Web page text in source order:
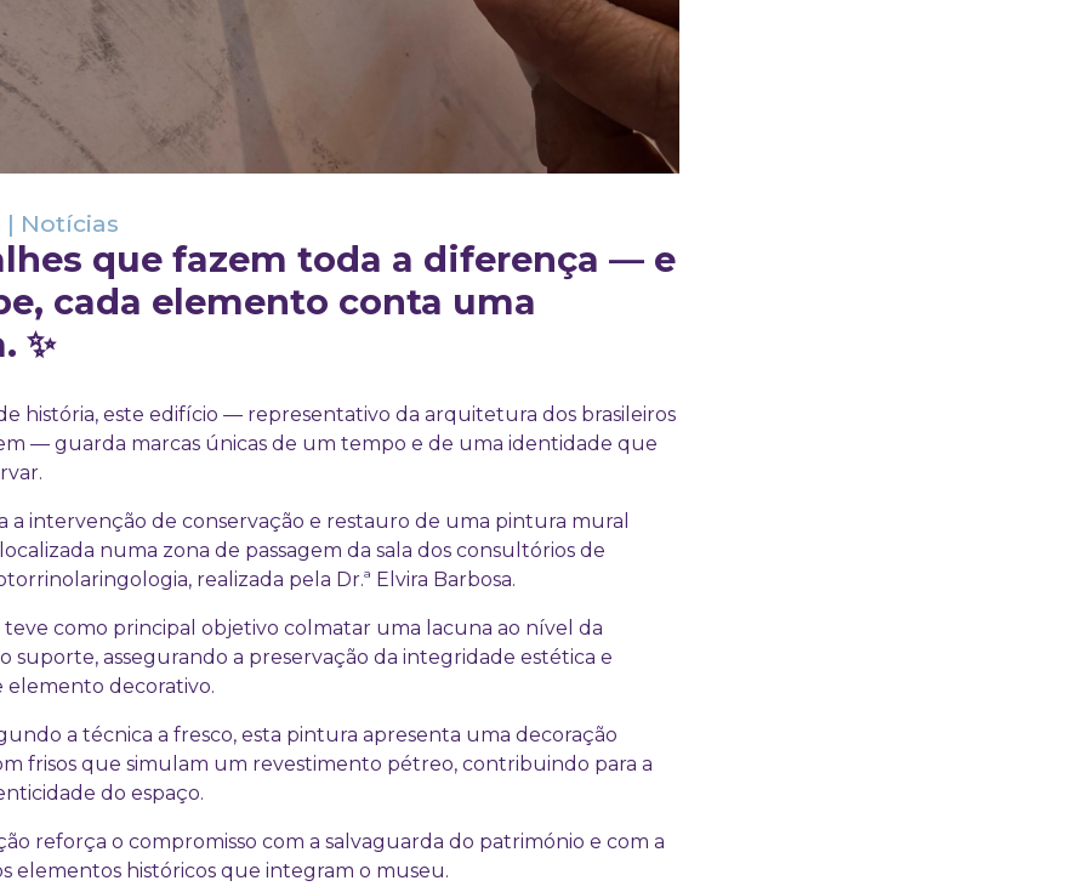
que fazem toda a diferença — e
cada elemento conta uma
✨
| Notícias
de história, este edifício — representativo da arquitetura dos brasileiros
— guarda marcas únicas de um tempo e de uma identidade que
a intervenção de conservação e restauro de uma pintura mural
numa zona de passagem da sala dos consultórios de
realizada pela Dr.ª Elvira Barbosa.
como principal objetivo colmatar uma lacuna ao nível da
suporte, assegurando a preservação da integridade estética e
elemento decorativo.
a técnica a fresco, esta pintura apresenta uma decoração
frisos que simulam um revestimento pétreo, contribuindo para a
do espaço.
reforça o compromisso com a salvaguarda do património e com a
elementos históricos que integram o museu.